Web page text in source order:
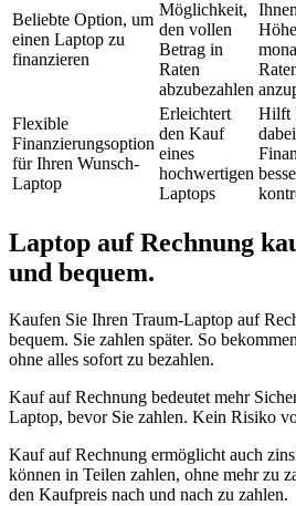
Beliebte Option, um
einen Laptop zu
finanzieren
Möglichkeit,
den vollen
Betrag in
Raten
abzubezahlen
Flexible
Finanzierungsoption
für Ihren Wunsch-
Laptop
Erleichtert
den Kauf
eines
hochwertigen
Laptops
Hilft
Laptop auf Rechnung
und bequem.
Kaufen Sie Ihren Traum-Laptop auf
bequem. Sie zahlen später. So
ohne alles sofort zu bezahlen.
Kauf auf Rechnung bedeutet mehr
Laptop, bevor Sie zahlen. Kein Risiko
Kauf auf Rechnung ermöglicht auch
können in Teilen zahlen, ohne mehr zu
den Kaufpreis nach und nach zu zahlen.